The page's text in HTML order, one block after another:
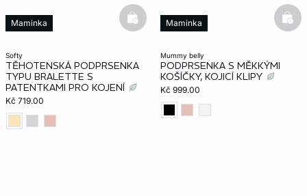
softy
TĚHOTENSKÁ PODPRSENKA
TYPU BRALETTE S
PATENTKAMI PRO KOJENÍ
Kč 719.00
Maminka basketfull
mummy belly
PODPRSENKA S MĚKKÝMI
KOŠÍČKY, KOJICÍ KLIPY
Kč 999.00
Maminka